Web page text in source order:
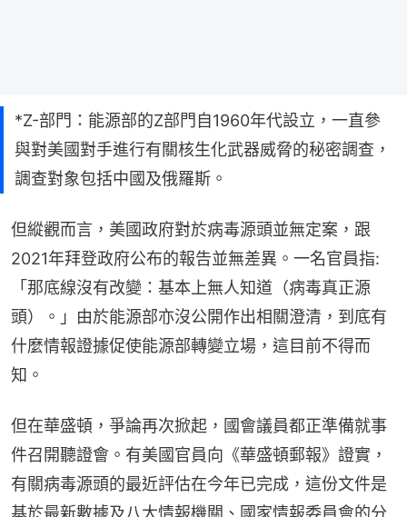
*Z-部門：能源部的Z部門自1960年代設立，一直參
與對美國對手進行有關核生化武器威脅的秘密調查，
調查對象包括中國及俄羅斯。
但縱觀而言，美國政府對於病毒源頭並無定案，跟
2021年拜登政府公布的報告並無差異。一名官員指:
「那底線沒有改變：基本上無人知道（病毒真正源
頭）。」由於能源部亦沒公開作出相關澄清，到底有
什麼情報證據促使能源部轉變立場，這目前不得而
知。
但在華盛頓，爭論再次掀起，國會議員都正準備就事
件召開聽證會。有美國官員向《華盛頓郵報》證實，
有關病毒源頭的最近評估在今年已完成，這份文件是
基於最新數據及八大情報機關、國家情報委員會的分